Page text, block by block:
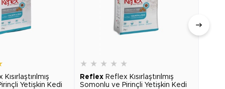
Yetişkin Kedi
★ ★ ★ ★ ★
Reflex Reflex Kısırlaştırılmış
Somonlu ve Pirinçli Yetişkin Kedi